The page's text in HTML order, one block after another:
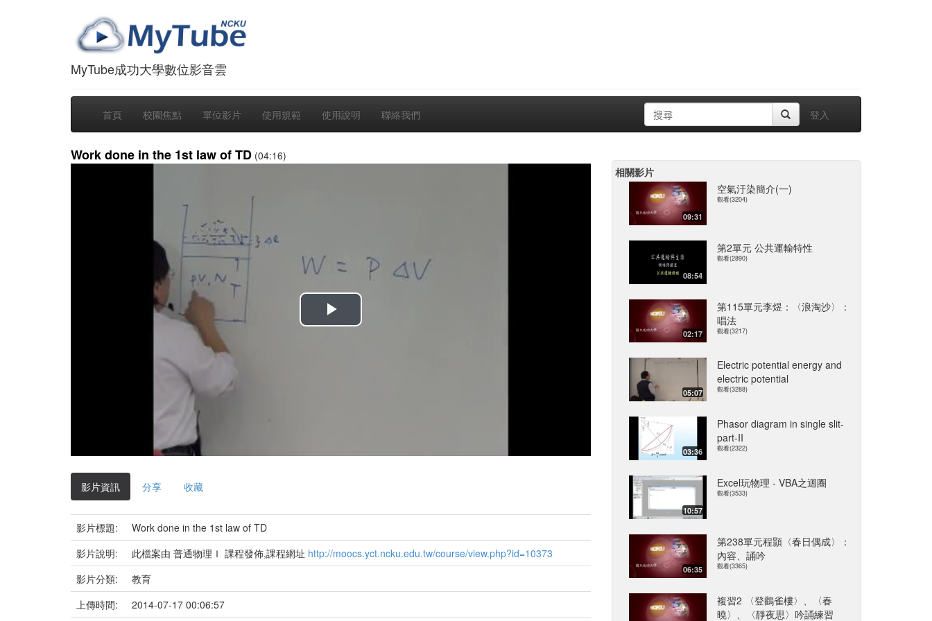
MyTube成功大學數位影音雲
首頁 校園焦點 單位影片 使用規範 使用說明 聯絡我們 登入
Work done in the 1st law of TD (04:16)
播
影片資訊 分享 收藏
影片標題:
Work done in the 1st law of TD
影片說明:
此檔案由 普通物理Ｉ 課程發佈,課程網址 http://moocs.yct.ncku.edu.tw/course/view.php?id=10373
影片分類:
教育
上傳時間:
2014-07-17 00:06:57
相關影片
09:31
空氣汙染簡介(一)
觀看(3204)
08:54
第2單元 公共運輸特性
觀看(2890)
02:17
第115單元李煜：〈浪淘沙〉：
唱法
觀看(3217)
05:07
Electric potential energy and
electric potential
觀看(3288)
03:36
Phasor diagram in single slit-
part-II
觀看(2322)
10:57
Excel玩物理 - VBA之迴圈
觀看(3533)
06:35
第238單元程顥〈春日偶成〉：
內容、誦吟
觀看(3365)
複習2 〈登鸛雀樓〉、〈春
曉〉、〈靜夜思〉吟誦練習